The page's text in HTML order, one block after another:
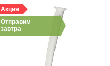
Акция
Отправим
завтра